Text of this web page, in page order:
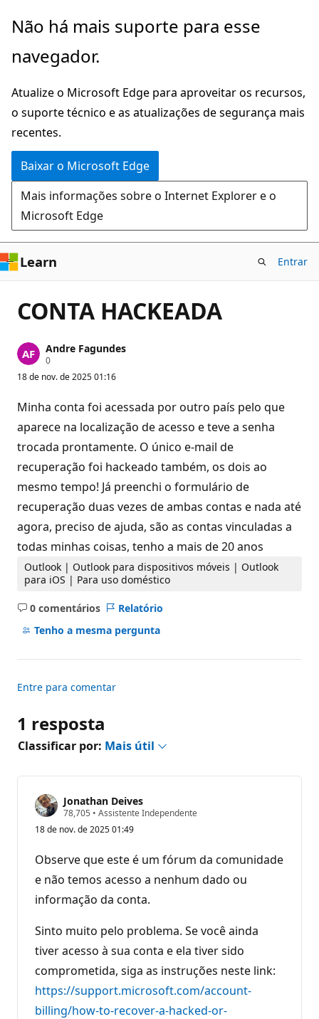
Pular
o
principal
Não há mais suporte para esse
navegador.
Atualize o Microsoft Edge para aproveitar os recursos,
o suporte técnico e as atualizações de segurança mais
recentes.
Baixar o Microsoft Edge
Mais informações sobre o Internet Explorer e o
Microsoft Edge
Learn Entrar
CONTA HACKEADA
Andre Fagundes
0P
n
s
d
e
r
p
t
ç
o
18 de nov. de 2025 01:16
Minha conta foi acessada por outro país pelo que
aparece na localização de acesso e teve a senha
trocada prontamente. O único e-mail de
recuperação foi hackeado também, os dois ao
mesmo tempo! Já preenchi o formulário de
recuperação duas vezes de ambas contas e nada até
agora, preciso de ajuda, são as contas vinculadas a
todas minhas coisas, tenho a mais de 20 anos
Outlook | Outlook para dispositivos móveis | Outlook
para iOS | Para uso doméstico
0 comentários
Sem
comentários
Relatório
Tenho a mesma pergunta
Entre para comentar
1 resposta
Classificar por: Mais útil
Jonathan Deives
78,705 P
n
o
s
d
e
r
u
a
ã
• Assistente Independente
18 de nov. de 2025 01:49
Observe que este é um fórum da comunidade
e não temos acesso a nenhum dado ou
informação da conta.
Sinto muito pelo problema. Se você ainda
tiver acesso à sua conta e ela tiver sido
comprometida, siga as instruções neste link:
https://support.microsoft.com/account-
billing/how-to-recover-a-hacked-or-